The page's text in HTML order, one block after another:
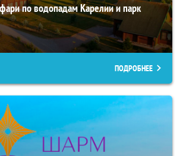
по водопадам Карелии и парк
ПОДРОБНЕЕ